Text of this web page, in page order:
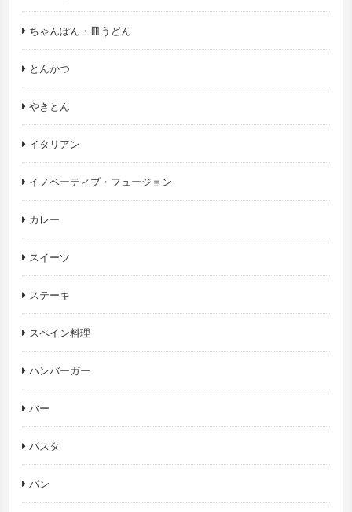
ちゃんぽん・皿うどん
とんかつ
やきとん
イタリアン
イノベーティブ・フュージョン
カレー
スイーツ
ステーキ
スペイン料理
ハンバーガー
バー
パスタ
パン